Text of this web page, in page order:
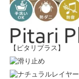
【ピタリプラス】